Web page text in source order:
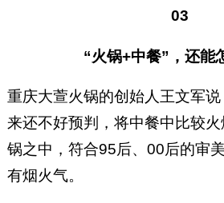
03
“火锅+中餐”，还能
重庆大萱火锅的创始人王文军说
来还不好预判，将中餐中比较
锅之中，符合95后、00后的审
有烟火气。